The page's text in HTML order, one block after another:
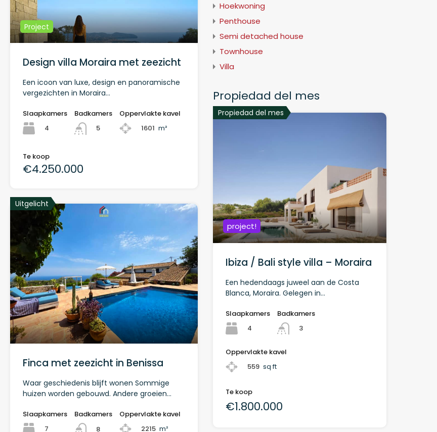
Project
Design villa Moraira met zeezicht
Een icoon van luxe, design en panoramische
vergezichten in Moraira…
Slaapkamers
4
Badkamers
5
Oppervlakte kavel
1601 m²
Te koop
€4.250.000
Uitgelicht
Finca met zeezicht in Benissa
Waar geschiedenis blijft wonen Sommige
huizen worden gebouwd. Andere groeien…
Slaapkamers
7
Badkamers
8
Oppervlakte kavel
2215 m²
Hoekwoning
Penthouse
Semi detached house
Townhouse
Villa
Propiedad del mes
Propiedad del mes
project!
Ibiza / Bali style villa – Moraira
Een hedendaags juweel aan de Costa
Blanca, Moraira. Gelegen in…
Slaapkamers
4
Badkamers
3
Oppervlakte kavel
559 sq ft
Te koop
€1.800.000